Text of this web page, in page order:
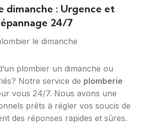
dimanche : Urgence et
24/7
plombier un dimanche ou
Notre service de plomberie
vous 24/7. Nous avons une
prêts à régler vos soucis de
des réponses rapides et sûres.